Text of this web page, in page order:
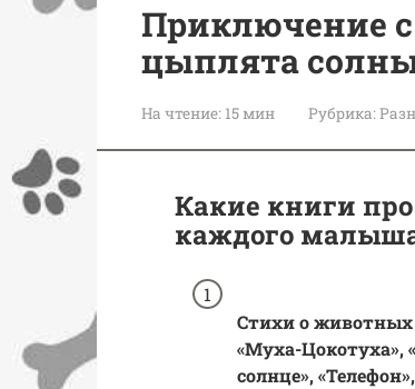
Приключение
цыплята
На чтение: 15 мин Рубрика:
Какие книги
каждого
Стихи о животных
«Муха-Цокотуха»,
солнце»,